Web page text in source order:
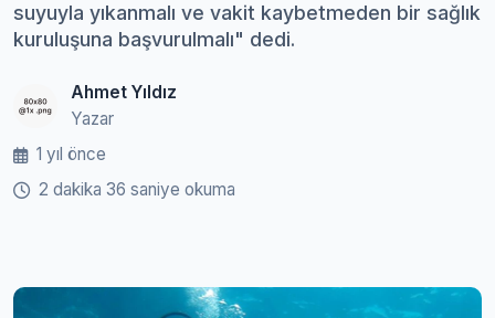
suyuyla yıkanmalı ve vakit kaybetmeden bir sağlık
kuruluşuna başvurulmalı" dedi.
Ahmet Yıldız
Yazar
1 yıl önce
2 dakika 36 saniye okuma